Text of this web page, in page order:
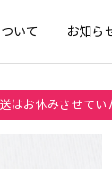
いて お知ら
はお休みさせてい